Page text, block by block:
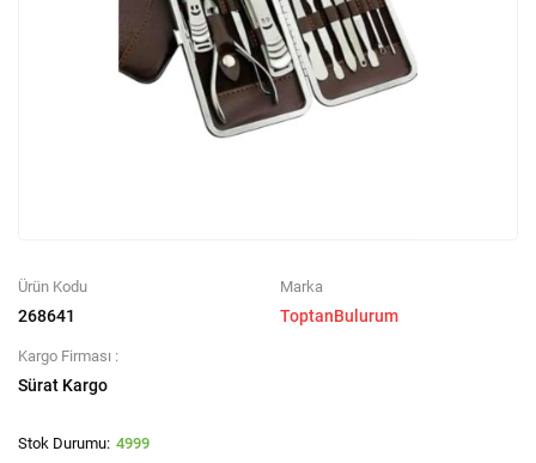
Ürün Kodu
268641
Marka
ToptanBulurum
Kargo Firması :
Sürat Kargo
4999